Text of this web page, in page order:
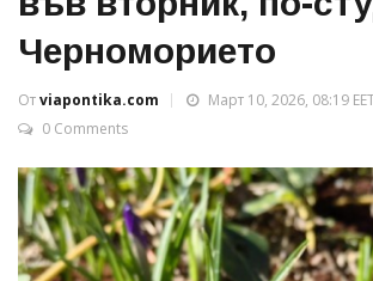
Черноморието
Отviapontika.com
Март 10, 2026, 08:19
0 Comments